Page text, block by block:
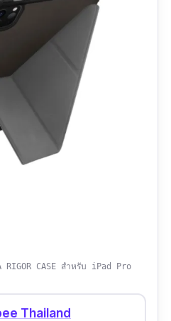
าร์จที่กว้าง เพื่อใช้สำหรับ
ร์จและสายต่ออุปกรณ์ที่
1.00 cm
จอ 8.3 นิ้ว
ว
RIGOR CASE สำหรับ iPad Pro
Thailand